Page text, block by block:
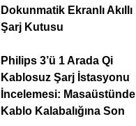
Dokunmatik Ekranlı Akıllı
Şarj Kutusu
Philips 3’ü 1 Arada Qi
Kablosuz Şarj İstasyonu
İncelemesi: Masaüstünde
Kablo Kalabalığına Son